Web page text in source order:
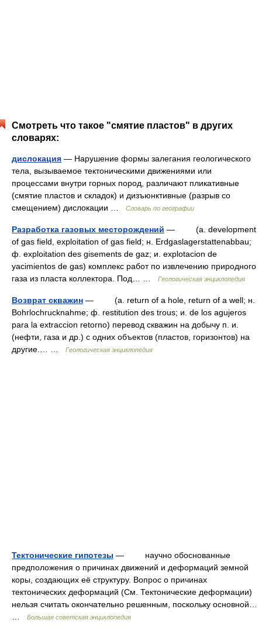
Смотреть что такое "смятие пластов" в других
словарях:
дислокация — Нарушение формы залегания геологического
тела, вызываемое тектоническими движениями или
процессами внутри горных пород, различают пликативные
(смятие пластов и складок) и дизъюнктивные (разрыв со
смещением) дислокации …
Словарь по географии
Разработка газовых месторождений — (a. development
of gas field, exploitation of gas field; н. Erdgaslagerstattenabbau;
ф. exploitation des gisements de gaz; и. explotacion de
yacimientos de gas) комплекс работ по извлечению природного
газа из пласта коллектора. Под… …
Геологическая энциклопедия
Возврат скважин — (a. return of a hole, return of a well; н.
Bohrlochrucknahme; ф. restitution des trous; и. de los agujeros
para la extraccion retorno) перевод скважин на добычу п. и.
(нефти, газа и др.) c одних объектов (пластов, горизонтов) на
другие.… …
Геологическая энциклопедия
Тектонические гипотезы — научно обоснованные
предположения о причинах движений и деформаций земной
коры, создающих её структуру. Вопрос о причинах
тектонических деформаций (См. Тектонические деформации)
нельзя считать окончательно решенным, поскольку основной…
Большая советская энциклопедия